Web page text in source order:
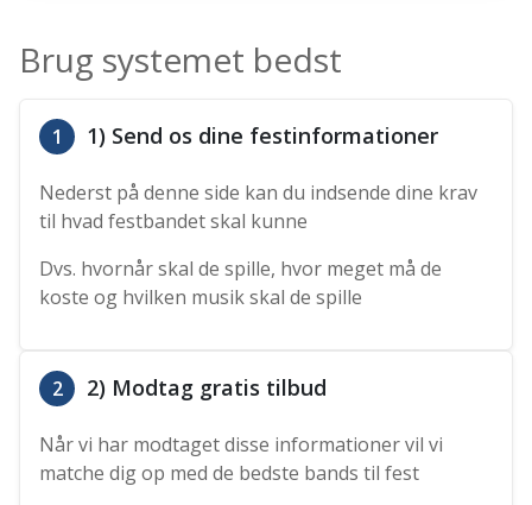
Brug systemet bedst
1 1) Send os dine festinformationer
Nederst på denne side kan du indsende dine krav
til hvad festbandet skal kunne
Dvs. hvornår skal de spille, hvor meget må de
koste og hvilken musik skal de spille
2 2) Modtag gratis tilbud
Når vi har modtaget disse informationer vil vi
matche dig op med de bedste bands til fest